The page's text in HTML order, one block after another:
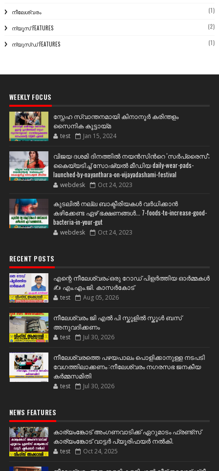
നീലേശ്വരം (1)
ന്യൂസ് FEATURES (2)
ന്യൂസ്ഡ് FEATURES (1)
WEEKLY FOCUS
സ്നേഹ സ്വാന്തനമായി കിനാനൂർ കരിന്തളം
സൈനിക കൂട്ടായ്മ
test Jan 15, 2024
വിജയ ദശമി ദിനത്തില്‍ നയന്‍സിന്‍റെ 'സര്‍പ്രൈസ്';
കൈയ്യടിച്ച് സോഷ്യല്‍ മീഡിയ daily-wear-pads-
launched-by-nayanthara-on-vijayadashami-festival
webdesk Oct 24, 2023
കുടലിൽ നല്ല ബാക്ടീരിയകൾ വര്‍ധിക്കാന്‍
കഴിക്കേണ്ട ഏഴ് ഭക്ഷണങ്ങള്‍... 7-foods-to-increase-good-
bacteria-in-your-gut
webdesk Oct 24, 2023
RECENT POSTS
എന്റെ നീലേശ്വരം:ഒരു റോഡ് പിളർത്തിയ ഓർമ്മകൾ
✍️ എം.എം.ജി. കാസർകോട്
test Aug 05, 2026
നീലേശ്വരം ജി എൽ പി സ്കൂളിൽ സ്കൂൾ ബസ്
അനുവദിക്കണം
test Jul 30, 2026
നീലേശ്വരത്തെ പഴയപാലം പൊളിക്കാനുള്ള നടപടി
വേഗത്തിലാക്കണം :നീലേശ്വരം നഗരസഭ ജനകീയ
കർമ്മസമിതി
test Jul 30, 2026
NEWS FEATURES
കാര്യംങ്കോട് അംഗണവാടിക്ക് ഏറുമാടം ഫ്രണ്ട്സ്
കാര്യംങ്കോട് വാട്ടർ പ്യൂരിഫയർ നൽകി.
test Oct 24, 2025